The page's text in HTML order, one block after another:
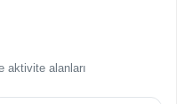
aktivite alanları